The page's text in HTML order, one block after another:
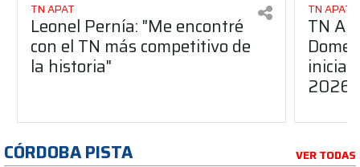
TN APAT
Leonel Pernía: "Me encontré
con el TN más competitivo de
la historia"
TN APAT
TN
2026
CÓRDOBA PISTA VER TODAS